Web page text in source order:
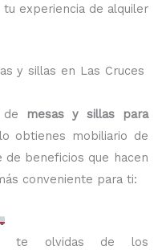
experiencia de alquiler
y sillas en Las Cruces
de
mesas y sillas para
obtienes mobiliario de
de beneficios que hacen
conveniente para ti:
te olvidas de los